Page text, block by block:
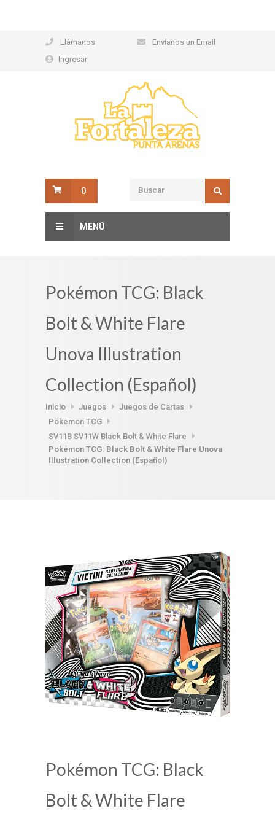
Llámanos
Envíanos un Email
Ingresar
0
MENÚ
Pokémon TCG: Black
Bolt & White Flare
Unova Illustration
Collection (Español)
Inicio Juegos
Juegos de Cartas
Pokemon TCG
SV11B SV11W Black Bolt & White Flare
Pokémon TCG: Black Bolt & White Flare Unova
Illustration Collection (Español)
Pokémon TCG: Black
Bolt & White Flare